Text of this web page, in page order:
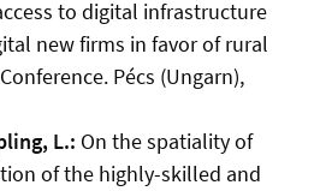
to digital infrastructure
newfirms in favorofrural
Conference. Pécs (Ungarn),
, L.: On thespatialityof
ofthe highly-skilled and